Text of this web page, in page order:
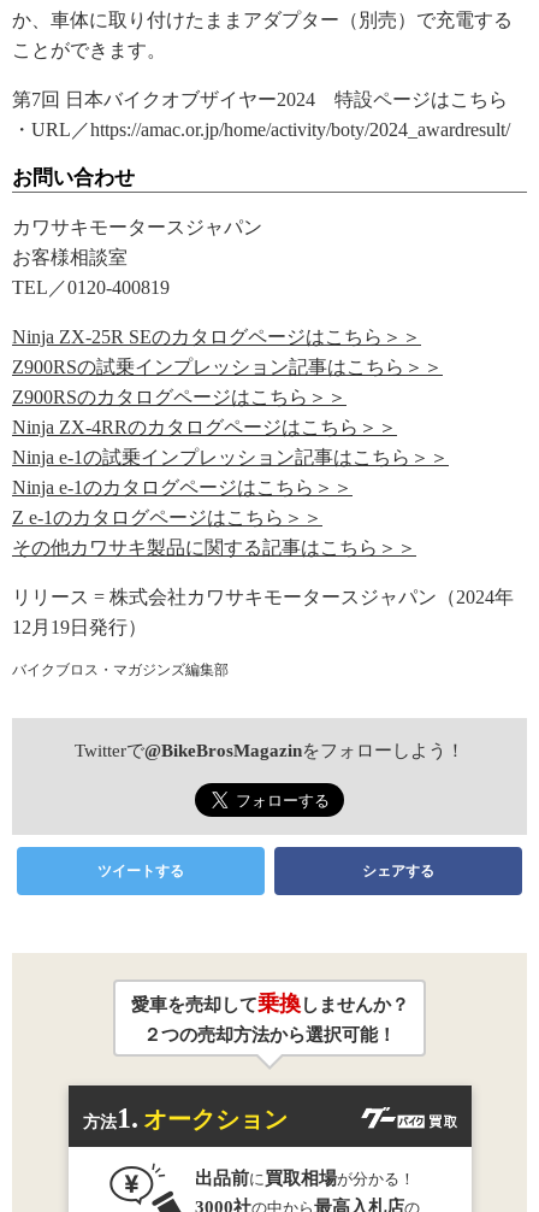
か、車体に取り付けたままアダプター（別売）で充電する
ことができます。
第7回 日本バイクオブザイヤー2024 特設ページはこちら
・URL／https://amac.or.jp/home/activity/boty/2024_awardresult/
お問い合わせ
カワサキモータースジャパン
お客様相談室
TEL／0120-400819
Ninja ZX-25R SEのカタログページはこちら＞＞
Z900RSの試乗インプレッション記事はこちら＞＞
Z900RSのカタログページはこちら＞＞
Ninja ZX-4RRのカタログページはこちら＞＞
Ninja e-1の試乗インプレッション記事はこちら＞＞
Ninja e-1のカタログページはこちら＞＞
Z e-1のカタログページはこちら＞＞
その他カワサキ製品に関する記事はこちら＞＞
リリース = 株式会社カワサキモータースジャパン（2024年
12月19日発行）
バイクブロス・マガジンズ編集部
Twitterで@BikeBrosMagazinをフォローしよう！
ツイートする シェアする
愛車を売却して乗換しませんか？
２つの売却方法から選択可能！
方法1. オークション
出品前に 買取相場が分かる！
3000社の中から最高入札店の